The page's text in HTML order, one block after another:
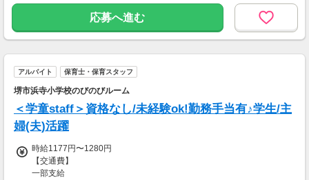
【その他手当あり】
・各種資格手当(実践者研修、介護福祉士など)
・休日出勤手当
・勤続年数手当 …など
その他手当については面接時に
ぜひおたずねください！
応募へ進む
アルバイト 保育士・保育スタッフ
堺市浜寺小学校のびのびルーム
＜学童staff＞資格なし/未経験ok!勤務手当有♪学生/主
婦(夫)活躍
時給1177円〜1280円
【交通費】
一部支給